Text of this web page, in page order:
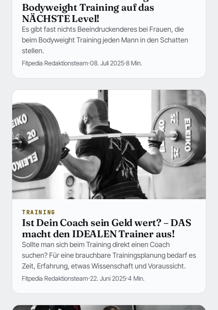
Bodyweight Training auf das
NÄCHSTE Level!
Es gibt fast nichts Beeindruckenderes bei Frauen, die
beim Bodyweight Training jeden Mann in den Schatten
stellen.
Fitpedia Redaktionsteam 08. Juli 2025 8 Min.
TRAINING
Ist Dein Coach sein Geld wert? – DAS
macht den IDEALEN Trainer aus!
Sollte man sich beim Training direkt einen Coach
suchen? Für eine brauchbare Trainingsplanung bedarf es
Zeit, Erfahrung, etwas Wissenschaft und Voraussicht.
Fitpedia Redaktionsteam 22. Juni 2025 4 Min.